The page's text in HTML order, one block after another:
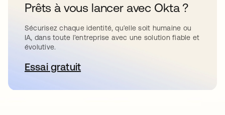
Prêts à vous lancer avec Okta ?
Sécurisez chaque identité, qu’elle soit humaine ou
IA, dans toute l’entreprise avec une solution fiable et
évolutive.
Essai gratuits’ouvre dans un nouvel onglet